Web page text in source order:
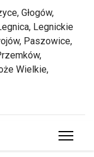
Głogów,
Legnickie
Paszowice,
Wielkie,